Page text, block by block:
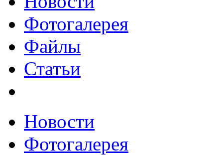
Фотогалерея
Файлы
Статьи
Новости
Фотогалерея